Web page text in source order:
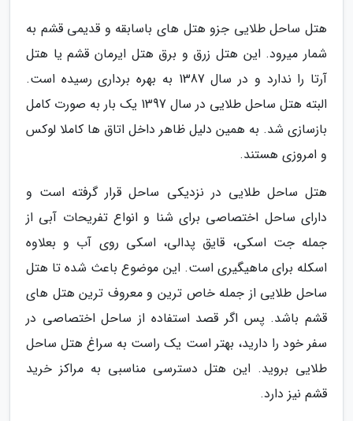
هتل ساحل طلایی جزو هتل های باسابقه و قدیمی قشم به
شمار میرود. این هتل زرق و برق هتل ایرمان قشم یا هتل
آرتا را ندارد و در سال 1387 به بهره برداری رسیده است.
البته هتل ساحل طلایی در سال 1397 یک بار به صورت کامل
بازسازی شد. به همین دلیل ظاهر داخل اتاق ها کاملا لوکس
و امروزی هستند.
هتل ساحل طلایی در نزدیکی ساحل قرار گرفته است و
دارای ساحل اختصاصی برای شنا و انواع تفریحات آبی از
جمله جت اسکی، قایق پدالی، اسکی روی آب و بعلاوه
اسکله برای ماهیگیری است. این موضوع باعث شده تا هتل
ساحل طلایی از جمله خاص ترین و معروف ترین هتل های
قشم باشد. پس اگر قصد استفاده از ساحل اختصاصی در
سفر خود را دارید، بهتر است یک راست به سراغ هتل ساحل
طلایی بروید. این هتل دسترسی مناسبی به مراکز خرید
قشم نیز دارد.